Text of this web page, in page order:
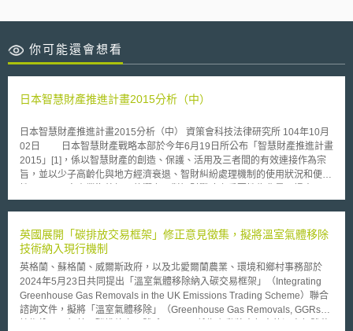
你可能還會想看
日本智慧財產推進計畫2015分析（中）
日本智慧財產推進計畫2015分析（中） 資策會科技法律研究所 104年10月
02日 日本智慧財產戰略本部於今年6月19日所公布「智慧財產推進計畫
2015」[1]，係以智慧財產的創造、保護、活用及三者間的有效連接作為宗
旨，並以少子高齡化與地方經濟衰退、智財糾紛處理機制的使用狀況和便利
核心議題並分別剖析各項議題其現狀課題及主管部會應努力之方向，其中第
機制 （一）現狀與課題 1. 證據收集未見確實 在訴訟中，為能作成適切
的裁判，原告、被告兩側需提出充分的證據，惟專利侵權訴訟中，多數情況
就以下三點檢討證據收集程序的機能：在訴訟開始的階段，確保爭點整理之
程序充分發揮效用；確保「文書提出命令」作為證明被告有侵害事實有力手
段之一，能充分發揮效用；作為證據收集的前提，確保證據保全制度能充分
發揮效用。 2.權利安定性不足 從權利賦予乃至於紛爭處理的過程中，
英國展開「碳排放交易框架」修正意見徵集，擬將溫室氣體移除
技術納入現行機制
英格蘭、蘇格蘭、威爾斯政府，以及北愛爾蘭農業、環境和鄉村事務部於
2024年5月23日共同提出「溫室氣體移除納入碳交易框架」（Integrating
Greenhouse Gas Removals in the UK Emissions Trading Scheme）聯合
諮詢文件，擬將「溫室氣體移除」（Greenhouse Gas Removals, GGRs）